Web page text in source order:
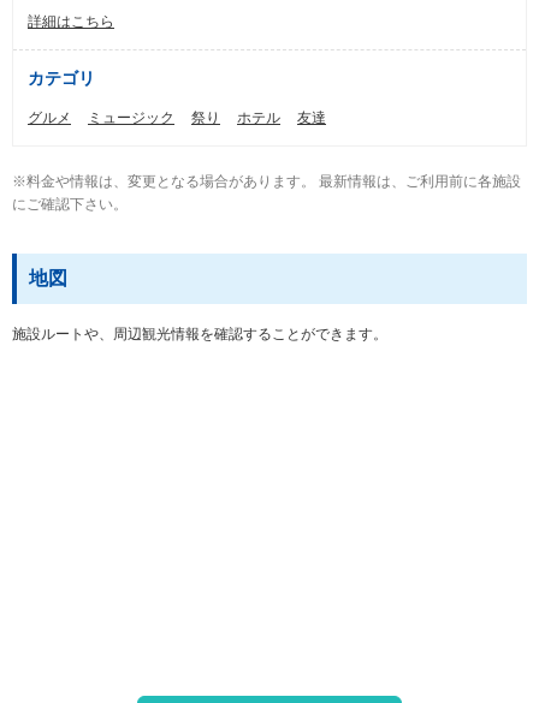
詳細はこちら
カテゴリ
グルメ ミュージック 祭り ホテル 友達
※料金や情報は、変更となる場合があります。 最新情報は、ご利用前に各施設
にご確認下さい。
地図
施設ルートや、周辺観光情報を確認することができます。